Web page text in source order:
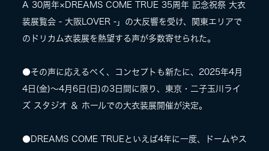
MASA BLOG
A 30周年×DREAMS COME TRUE 35周年 記念祝祭 ⼤⾐
装展覧会 - ⼤阪LOVER -」の大反響を受け、関東エリアで
のドリカム衣装展を熱望する声が多数寄せられた。
●その声に応えるべく、コンセプトも新たに、2025年4⽉
4⽇(⾦)〜4⽉6⽇(⽇)の3日間に限り、東京・⼆⼦⽟川ライ
ズ スタジオ ＆ ホールでの⼤⾐装展開催が決定。
●DREAMS COME TRUEといえば4年に⼀度、ドームやス